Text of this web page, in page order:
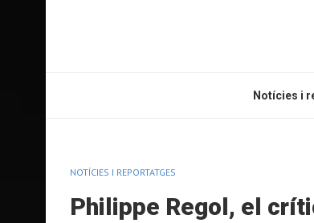
Notícies i
NOTÍCIES I REPORTATGES
Philippe Regol, el